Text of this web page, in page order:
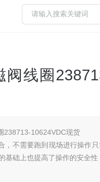
线圈
238713-10624VDC现货
，不需要跑到现场进行操作
基础上也提高了操作的安全性